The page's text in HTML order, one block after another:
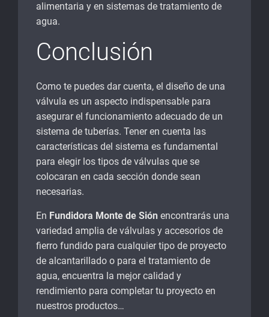
alimentaria y en sistemas de tratamiento de
agua.
Conclusión
Como te puedes dar cuenta, el diseño de una
válvula es un aspecto indispensable para
asegurar el funcionamiento adecuado de un
sistema de tuberías. Tener en cuenta las
características del sistema es fundamental
para elegir los tipos de válvulas que se
colocaran en cada sección donde sean
necesarias.
En Fundidora Monte de Sión encontrarás una
variedad amplia de válvulas y accesorios de
fierro fundido para cualquier tipo de proyecto
de alcantarillado o para el tratamiento de
agua, encuentra la mejor calidad y
rendimiento para completar tu proyecto en
nuestros productos…